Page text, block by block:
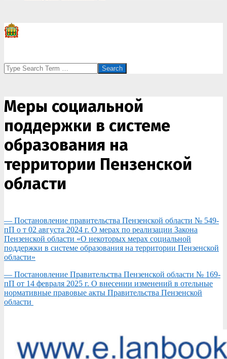
Search
Меры социальной
поддержки в системе
образования на
территории Пензенской
области
— Постановление правительства Пензенской области № 549-
пП о т 02 августа 2024 г. О мерах по реализации Закона
Пензенской области «О некоторых мерах социальной
поддержки в системе образования на территории Пензенской
области»
— Постановление Правительства Пензенской области № 169-
пП от 14 февраля 2025 г. О внесении изменений в отельные
нормативные правовые акты Правительства Пензенской
области